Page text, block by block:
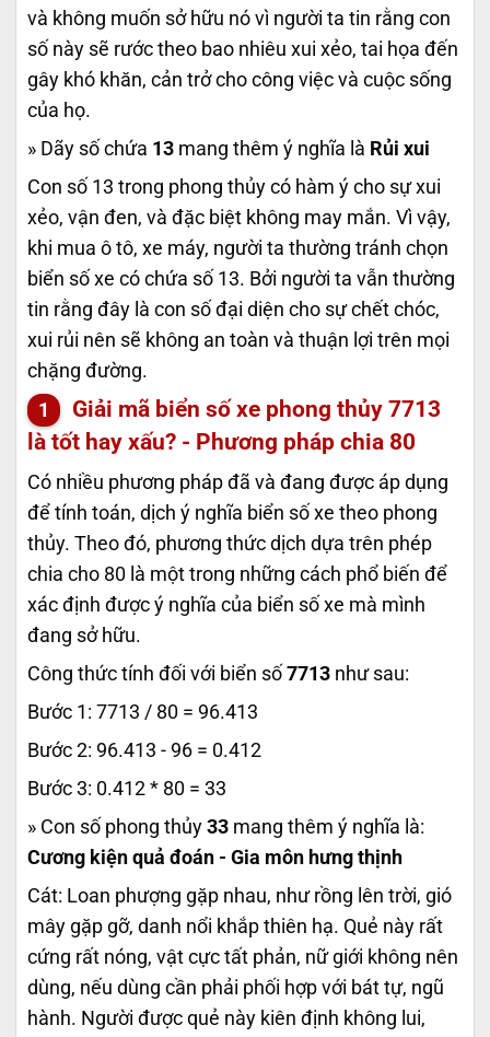
và không muốn sở hữu nó vì người ta tin rằng con
số này sẽ rước theo bao nhiêu xui xẻo, tai họa đến
gây khó khăn, cản trở cho công việc và cuộc sống
của họ.
» Dãy số chứa 13 mang thêm ý nghĩa là Rủi xui
Con số 13 trong phong thủy có hàm ý cho sự xui
xẻo, vận đen, và đặc biệt không may mắn. Vì vậy,
khi mua ô tô, xe máy, người ta thường tránh chọn
biển số xe có chứa số 13. Bởi người ta vẫn thường
tin rằng đây là con số đại diện cho sự chết chóc,
xui rủi nên sẽ không an toàn và thuận lợi trên mọi
chặng đường.
Giải mã biển số xe phong thủy 7713
là tốt hay xấu? - Phương pháp chia 80
Có nhiều phương pháp đã và đang được áp dụng
để tính toán, dịch ý nghĩa biển số xe theo phong
thủy. Theo đó, phương thức dịch dựa trên phép
chia cho 80 là một trong những cách phổ biến để
xác định được ý nghĩa của biển số xe mà mình
đang sở hữu.
Công thức tính đối với biển số 7713 như sau:
Bước 1: 7713 / 80 = 96.413
Bước 2: 96.413 - 96 = 0.412
Bước 3: 0.412 * 80 = 33
» Con số phong thủy 33 mang thêm ý nghĩa là:
Cương kiện quả đoán - Gia môn hưng thịnh
Cát: Loan phượng gặp nhau, như rồng lên trời, gió
mây gặp gỡ, danh nổi khắp thiên hạ. Quẻ này rất
cứng rất nóng, vật cực tất phản, nữ giới không nên
dùng, nếu dùng cần phải phối hợp với bát tự, ngũ
hành. Người được quẻ này kiên định không lui,